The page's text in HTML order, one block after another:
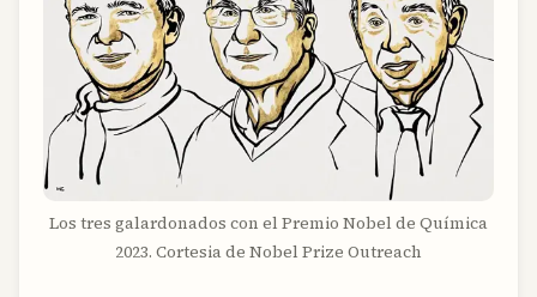
Los tres galardonados con el Premio Nobel de Química
2023. Cortesia de Nobel Prize Outreach